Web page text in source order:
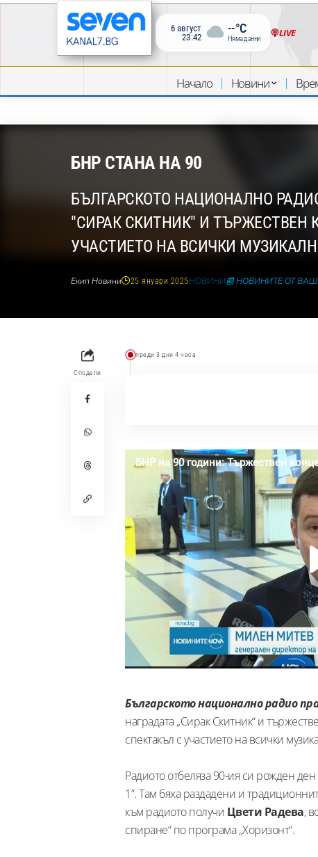
6 август
23:42
--°C
Няма данни LIVE
Начало Новини
БНР СТАНА НА 90
БЪЛГАРСКОТО НАЦИОНАЛНО
"СИРАК СКИТНИК" И ТЪРЖЕСТВЕН
УЧАСТИЕТО НА ВСИЧКИ
Екип Новини 25 януари 2025НОВИНИ📰 НОВИНИТЕ ОТ
Сподели
преди 3 дни 4 часа
Българското национално радио
наградата „Сирак Скитник“ и
спектакъл с участието на всички
Радиото отбеляза 90-ия си рожден ден
1”. Там бяха раздадени и
към радиото получи Цвети Радева,
спиране“ по програма „Хоризонт“.